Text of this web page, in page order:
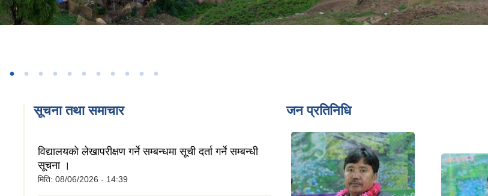
सूचना तथा समाचार
विद्यालयकाे लेखापरीक्षण गर्ने सम्बन्धमा सूची दर्ता गर्ने सम्बन्धी
सूचना ।
मिति: 08/06/2026 - 14:39
जन प्रतिनिधि